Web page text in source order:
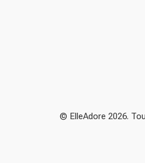
© ElleAdore 2026.